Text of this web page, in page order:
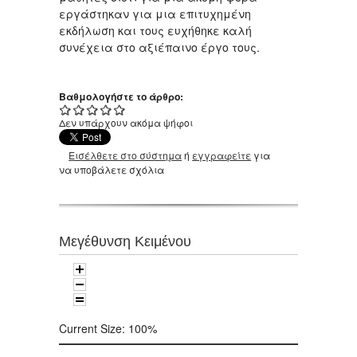
εργάστηκαν για μια επιτυχημένη
εκδήλωση και τους ευχήθηκε καλή
συνέχεια στο αξιέπαινο έργο τους.
Βαθμολογήστε το άρθρο:
Δεν υπάρχουν ακόμα ψήφοι
Εισέλθετε στο σύστημαή εγγραφείτε για
να υποβάλετε σχόλια
Μεγέθυνση Κειμένου
Current Size: 100%